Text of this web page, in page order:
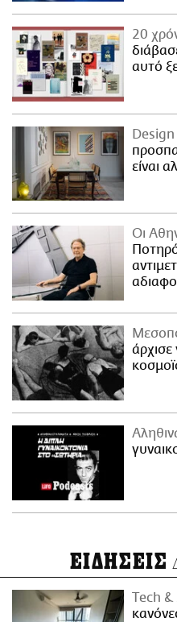
20
αυτό
Design
είναι
Οι
άρχισε
ΕΙΔΗΣΕΙΣ
Τech &